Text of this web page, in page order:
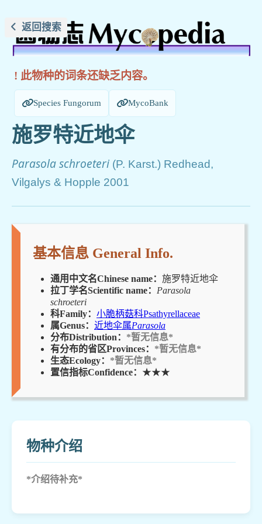
返回搜索
! 此物种的词条还缺乏内容。
Species Fungorum MycoBank
施罗特近地伞
Parasola schroeteri (P. Karst.) Redhead,
Vilgalys & Hopple 2001
基本信息 General Info.
通用中文名Chinese name： 施罗特近地伞
拉丁学名Scientific name： Parasola
schroeteri
科Family： 小脆柄菇科Psathyrellaceae
属Genus： 近地伞属Parasola
分布Distribution： *暂无信息*
有分布的省区Provinces： *暂无信息*
生态Ecology： *暂无信息*
置信指标Confidence： ★★★
物种介绍
*介绍待补充*